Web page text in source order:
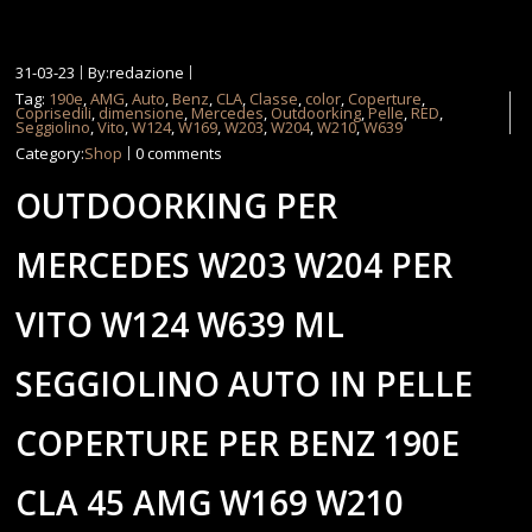
31-03-23
By:redazione
Tag: 190e,AMG,Auto,Benz, CLA, Classe, color, Coperture,
Coprisedili, dimensione,Mercedes, Outdoorking,Pelle,RED,
Seggiolino,Vito,W124,W169,W203,W204,W210,W639
Category:Shop 0 comments
OUTDOORKING PER
MERCEDES W203 W204 PER
VITO W124 W639 ML
SEGGIOLINO AUTO IN PELLE
COPERTURE PER BENZ 190E
CLA 45 AMG W169 W210